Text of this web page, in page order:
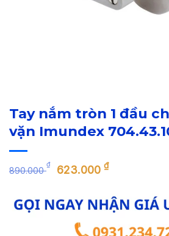
Tay nắm tròn 1 đầu
vặn Imundex
890.000
₫
Giá
là:
890.000 ₫.
623.000₫Giá
tại
là:
623.000